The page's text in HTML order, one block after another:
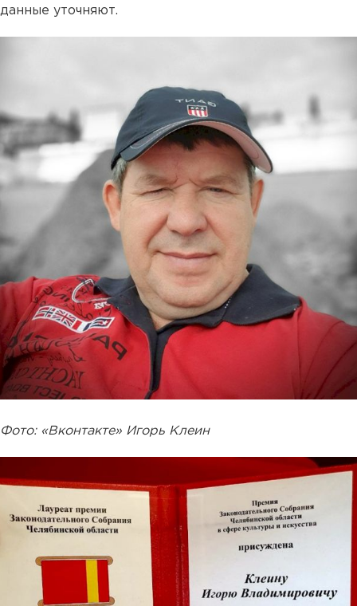
данные уточняют.
Фото: «Вконтакте» Игорь Клеин